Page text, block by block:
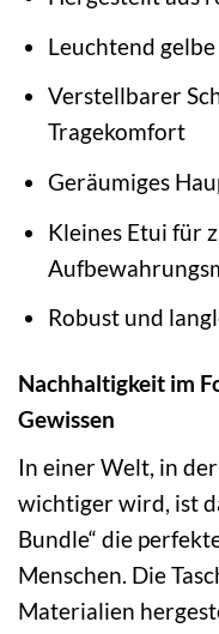
Leuchtend
Verstellbarer
Tragekomfort
Geräumiges
Kleines Etui für
Robust und
Nachhaltigkeit im
Gewissen
In einer Welt, in
wichtiger wird, ist
Bundle“ die
Menschen. Die
Materialien